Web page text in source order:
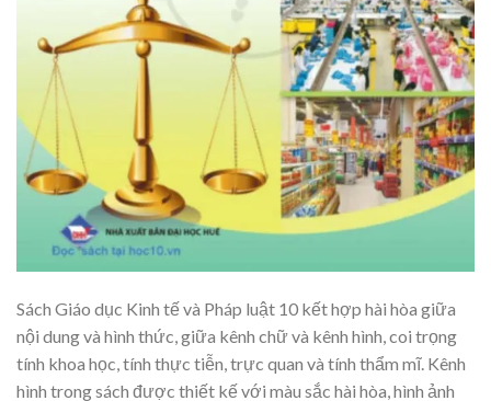
Sách Giáo dục Kinh tế và Pháp luật 10 kết hợp hài hòa giữa
nội dung và hình thức, giữa kênh chữ và kênh hình, coi trọng
tính khoa học, tính thực tiễn, trực quan và tính thẩm mĩ. Kênh
hình trong sách được thiết kế với màu sắc hài hòa, hình ảnh